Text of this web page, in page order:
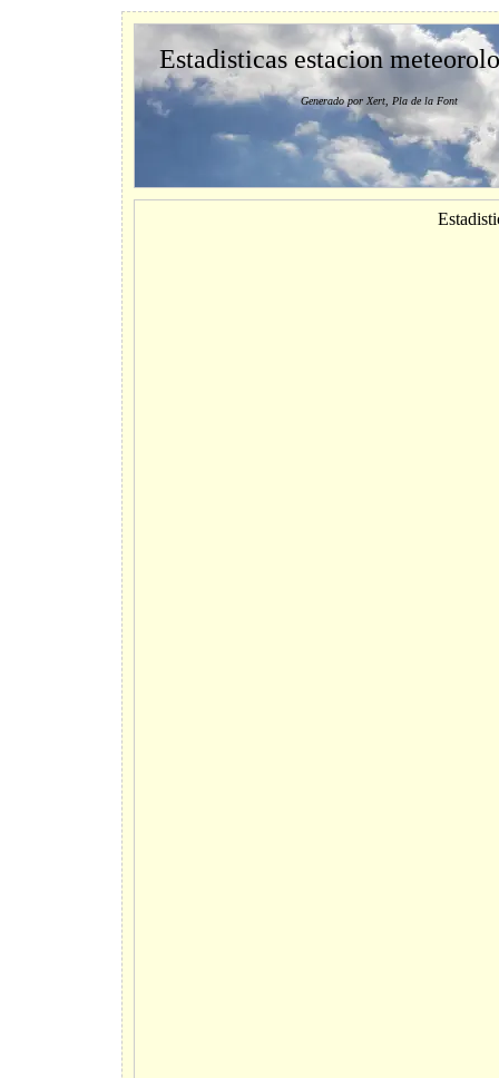
Estadisticas estacion
Generado por Xert, Pla de la Font